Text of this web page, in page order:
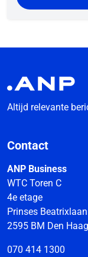
Altijd relevante
Contact
ANP Business
WTC Toren C
4e etage
Prinses
2595 BM Den Haag
070 414 1300